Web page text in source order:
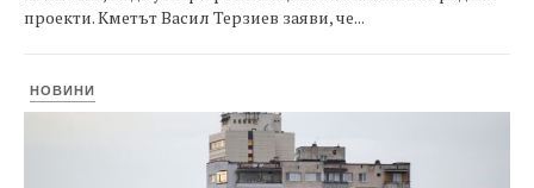
проекти. Кметът Васил Терзиев заяви, че...
НОВИНИ